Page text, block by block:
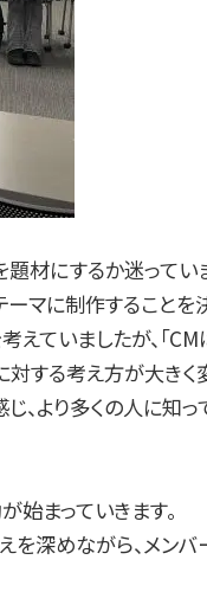
材にするか迷って
マに制作することを
ていましたが、「
する考え方が大きく
、より多くの人に知
まっていきます。
深めながら、メン